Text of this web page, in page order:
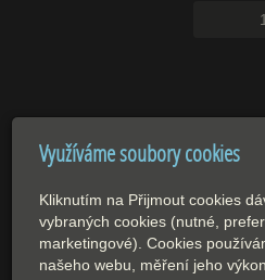
HOROSKOPY
Využíváme soubory cookies
Kliknutím na Přijmout cookies
vybraných cookies (nutné,
marketingové). Cookies
našeho webu, měření jeho